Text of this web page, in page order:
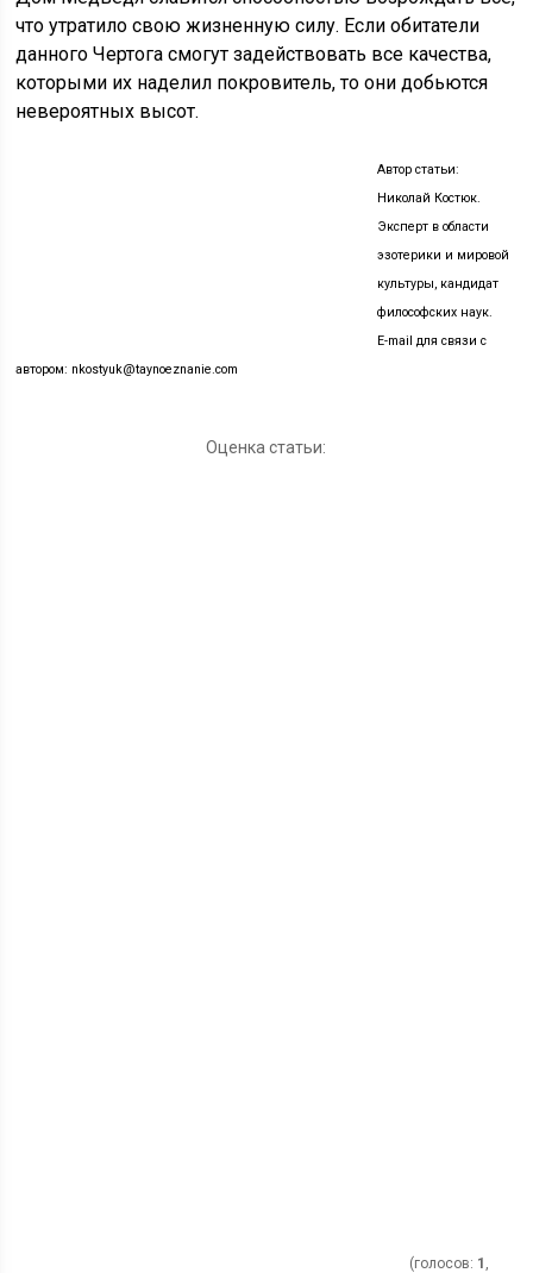
что утратило свою жизненную силу. Если обитатели
данного Чертога смогут задействовать все качества,
которыми их наделил покровитель, то они добьются
невероятных высот.
Автор статьи:
Николай Костюк.
Эксперт в области
эзотерики и мировой
культуры, кандидат
философских наук.
E-mail для связи с
автором: nkostyuk@taynoeznanie.com
Оценка статьи:
(голосов: 1